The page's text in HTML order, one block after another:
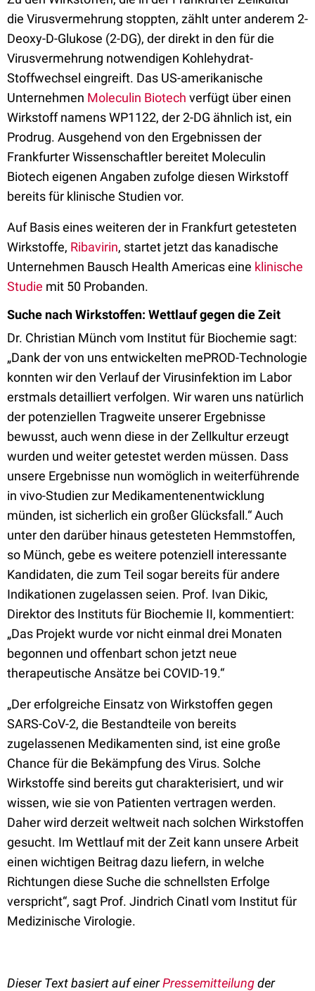
die Virusvermehrung stoppten, zählt unter anderem 2-
Deoxy-D-Glukose (2-DG), der direkt in den für die
Virusvermehrung notwendigen Kohlehydrat-
Stoffwechsel eingreift. Das US-amerikanische
Unternehmen Moleculin Biotech verfügt über einen
Wirkstoff namens WP1122, der 2-DG ähnlich ist, ein
Prodrug. Ausgehend von den Ergebnissen der
Frankfurter Wissenschaftler bereitet Moleculin
Biotech eigenen Angaben zufolge diesen Wirkstoff
bereits für klinische Studien vor.
Auf Basis eines weiteren der in Frankfurt getesteten
Wirkstoffe, Ribavirin, startet jetzt das kanadische
Unternehmen Bausch Health Americas eine klinische
Studie mit 50 Probanden.
Suche nach Wirkstoffen: Wettlauf gegen die Zeit
Dr. Christian Münch vom Institut für Biochemie sagt:
„Dank der von uns entwickelten mePROD-Technologie
konnten wir den Verlauf der Virusinfektion im Labor
erstmals detailliert verfolgen. Wir waren uns natürlich
der potenziellen Tragweite unserer Ergebnisse
bewusst, auch wenn diese in der Zellkultur erzeugt
wurden und weiter getestet werden müssen. Dass
unsere Ergebnisse nun womöglich in weiterführende
in vivo-Studien zur Medikamentenentwicklung
münden, ist sicherlich ein großer Glücksfall.“ Auch
unter den darüber hinaus getesteten Hemmstoffen,
so Münch, gebe es weitere potenziell interessante
Kandidaten, die zum Teil sogar bereits für andere
Indikationen zugelassen seien. Prof. Ivan Dikic,
Direktor des Instituts für Biochemie II, kommentiert:
„Das Projekt wurde vor nicht einmal drei Monaten
begonnen und offenbart schon jetzt neue
therapeutische Ansätze bei COVID-19.“
„Der erfolgreiche Einsatz von Wirkstoffen gegen
SARS-CoV-2, die Bestandteile von bereits
zugelassenen Medikamenten sind, ist eine große
Chance für die Bekämpfung des Virus. Solche
Wirkstoffe sind bereits gut charakterisiert, und wir
wissen, wie sie von Patienten vertragen werden.
Daher wird derzeit weltweit nach solchen Wirkstoffen
gesucht. Im Wettlauf mit der Zeit kann unsere Arbeit
einen wichtigen Beitrag dazu liefern, in welche
Richtungen diese Suche die schnellsten Erfolge
verspricht“, sagt Prof. Jindrich Cinatl vom Institut für
Medizinische Virologie.
Dieser Text basiert auf einerPressemitteilungder